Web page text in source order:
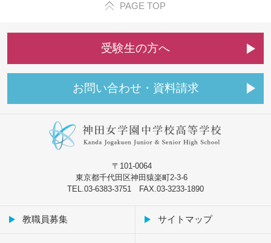
PAGE TOP
受験生の方へ
お問い合わせ ・ 資料請求
〒101-0064
東京都千代田区神田猿楽町2-3-6
TEL.03-6383-3751 FAX.03-3233-1890
教職員募集 サイトマップ